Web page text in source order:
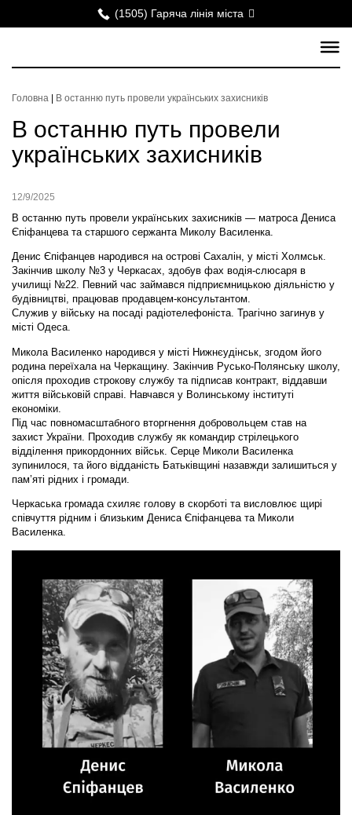
(1505) Гаряча лінія міста
Головна В останню путь провели українських захисників
В останню путь провели
українських захисників
12/9/2025
В останню путь провели українських захисників — матроса Дениса
Єпіфанцева та старшого сержанта Миколу Василенка.
Денис Єпіфанцев народився на острові Сахалін, у місті Холмськ.
Закінчив школу №3 у Черкасах, здобув фах водія-слюсаря в
училищі №22. Певний час займався підприємницькою діяльністю у
будівництві, працював продавцем-консультантом.
Служив у війську на посаді радіотелефоніста. Трагічно загинув у
місті Одеса.
Микола Василенко народився у місті Нижнєудінськ, згодом його
родина переїхала на Черкащину. Закінчив Русько-Полянську школу,
опісля проходив строкову службу та підписав контракт, віддавши
життя військовій справі. Навчався у Волинському інституті
економіки.
Під час повномасштабного вторгнення добровольцем став на
захист України. Проходив службу як командир стрілецького
відділення прикордонних військ. Серце Миколи Василенка
зупинилося, та його відданість Батьківщині назавжди залишиться у
пам’яті рідних і громади.
Черкаська громада схиляє голову в скорботі та висловлює щирі
співчуття рідним і близьким Дениса Єпіфанцева та Миколи
Василенка.